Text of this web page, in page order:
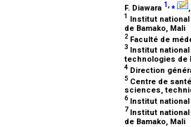
F. Diawara 1,⁎
1 Institut
de Bamako, Mali
2 Faculté de
3 Institut
technologies de
4 Direction
5 Centre de
sciences,
6Institut national
7 Institut
de Bamako, Mali